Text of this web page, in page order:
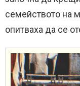
семейството на
опитваха да се